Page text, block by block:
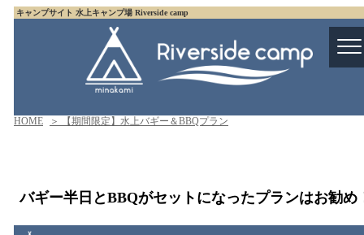
キャンプサイト 水上キャンプ場 Riverside camp
HOME ＞ 【期間限定】水上バギー＆BBQプラン
バギー半日とBBQがセットになったプランはお勧め